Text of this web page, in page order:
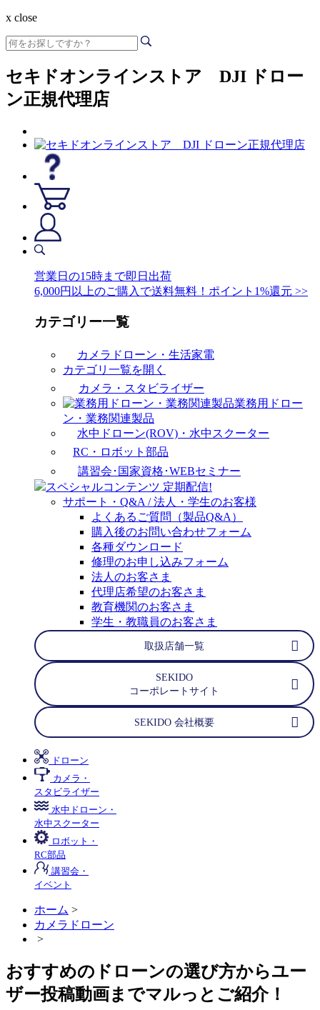
x close
セキドオンラインストア DJI ドロー
ン正規代理店
営業日の15時まで即日出荷
6,000円以上のご購入で送料無料！ポイント1%還元 >>
カテゴリー一覧
カメラドローン・生活家電
カテゴリ一覧を開く
カメラ・スタビライザー
業務用ドロー
ン・業務関連製品
水中ドローン(ROV)・水中スクーター
RC・ロボット部品
講習会･国家資格･WEBセミナー
スペシャルコンテンツ 定期配信!
サポート・Q&A / 法人・学生のお客様
よくあるご質問（製品Q&A）
購入後のお問い合わせフォーム
各種ダウンロード
修理のお申し込みフォーム
法人のお客さま
代理店希望のお客さま
教育機関のお客さま
学生・教職員のお客さま
取扱店舗一覧
SEKIDO
コーポレートサイト
SEKIDO 会社概要
ドローン
カメラ・
スタビライザー
水中ドローン・
水中スクーター
ロボット・
RC部品
講習会・
イベント
ホーム >
カメラドローン
>
おすすめのドローンの選び方からユー
ザー投稿動画までマルっとご紹介！